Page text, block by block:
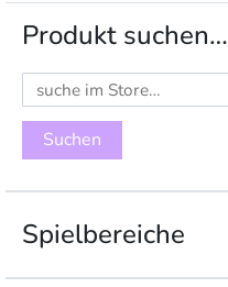
Produkt suchen…
Suchen
nach:
Spielbereiche